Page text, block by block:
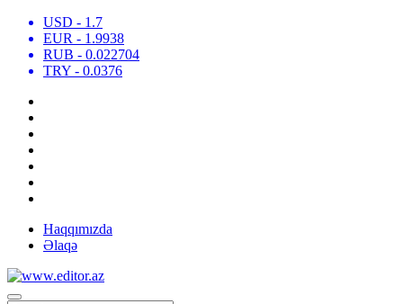
USD - 1.7
EUR - 1.9938
RUB - 0.022704
TRY - 0.0376
Haqqımızda
Əlaqə